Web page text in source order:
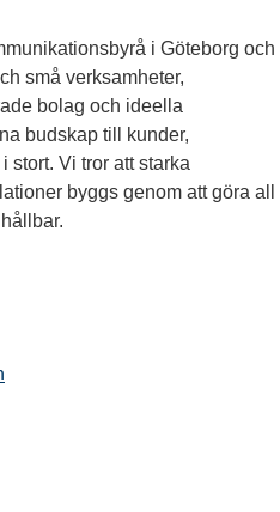
i Göteborg och
små verksamheter,
bolag och ideella
budskap till kunder,
stort. Vi tror att starka
byggs genom att göra all